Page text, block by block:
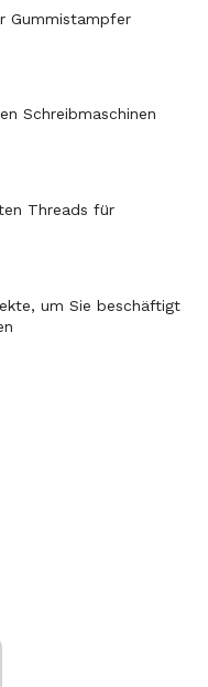
Gummistampfer
Schreibmaschinen
Threads für
um Sie beschäftigt